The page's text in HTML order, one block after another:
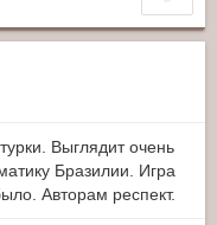
Выглядит очень
Бразилии. Игра
Авторам респект.